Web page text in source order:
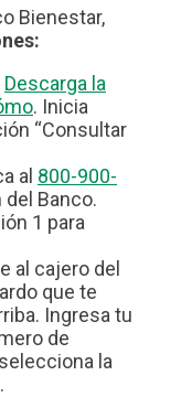
Bienestar,
Descarga la
. Inicia
“Consultar
al 800-900-
Banco.
1 para
al cajero del
que te
Ingresa tu
de
la